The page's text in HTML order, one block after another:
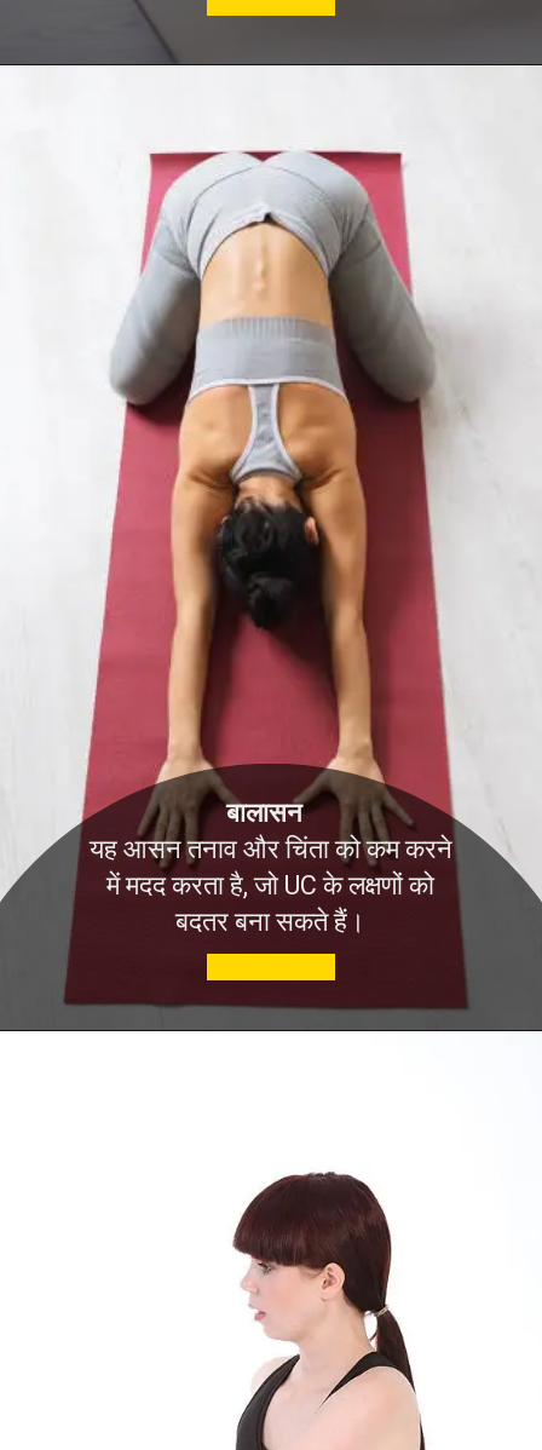
बालासन
यह आसन तनाव और चिंता को कम करने
में मदद करता है, जो UC के लक्षणों को
बदतर बना सकते हैं।